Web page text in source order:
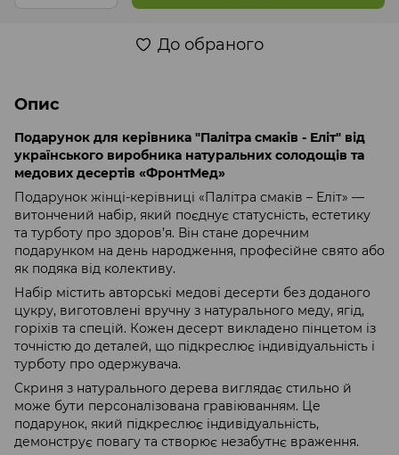
До обраного
Опис
Подарунок для керівника "Палітра смаків - Еліт" від
українського виробника натуральних солодощів та
медових десертів «ФронтМед»
Подарунок жінці-керівниці «Палітра смаків – Еліт» —
витончений набір, який поєднує статусність, естетику
та турботу про здоров’я. Він стане доречним
подарунком на день народження, професійне свято або
як подяка від колективу.
Набір містить авторські медові десерти без доданого
цукру, виготовлені вручну з натурального меду, ягід,
горіхів та спецій. Кожен десерт викладено пінцетом із
точністю до деталей, що підкреслює індивідуальність і
турботу про одержувача.
Скриня з натурального дерева виглядає стильно й
може бути персоналізована гравіюванням. Це
подарунок, який підкреслює індивідуальність,
демонструє повагу та створює незабутнє враження.